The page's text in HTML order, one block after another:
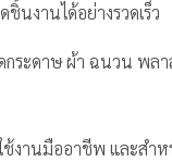
นงานได้อย่างรวดเร็ว
กระดาษ ผ้า ฉนวน พลา
ช้งานมืออาชีพ และสำห